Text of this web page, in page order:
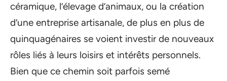
céramique, l’élevage d’animaux, ou la création
d’une entreprise artisanale, de plus en plus de
quinquagénaires se voient investir de nouveaux
rôles liés à leurs loisirs et intérêts personnels.
Bien que ce chemin soit parfois semé